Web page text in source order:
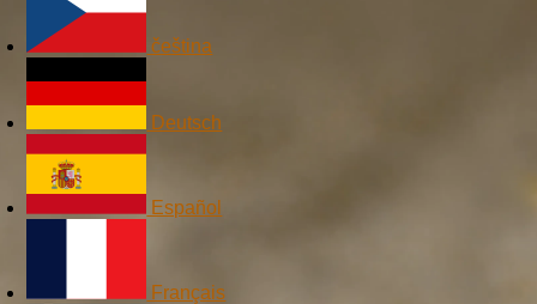
čeština
Deutsch
Español
Français